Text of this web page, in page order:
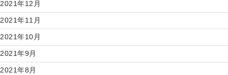
2021年12月
2021年11月
2021年10月
2021年9月
2021年8月